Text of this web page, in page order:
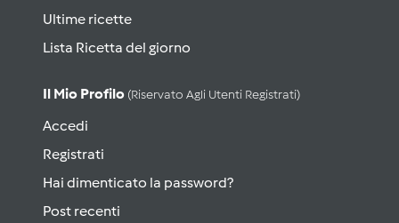
Ultime ricette
Lista Ricetta del giorno
Il Mio Profilo (riservato Agli Utenti Registrati)
Accedi
Registrati
Hai dimenticato la password?
Post recenti